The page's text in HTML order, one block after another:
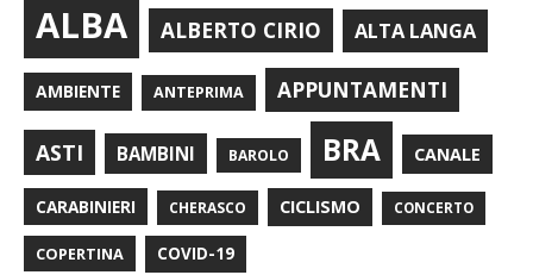
ALBA ALBERTO CIRIO ALTA LANGA
AMBIENTE ANTEPRIMA APPUNTAMENTI
ASTI BAMBINI BAROLO BRA CANALE
CARABINIERI CHERASCO CICLISMO CONCERTO
COPERTINA COVID-19